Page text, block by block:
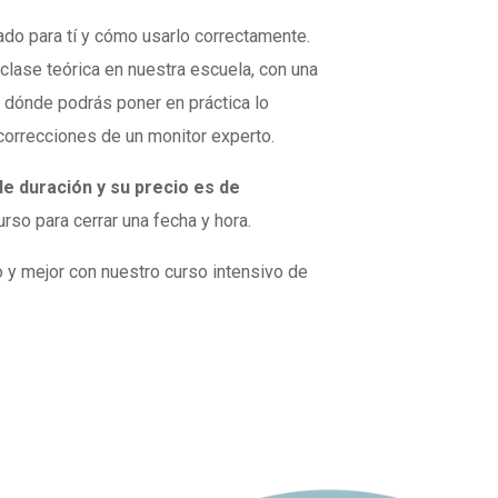
para tí y cómo usarlo correctamente.
teórica en nuestra escuela, con una
podrás poner en práctica lo
de un monitor experto.
duración y su precio es de
para cerrar una fecha y hora.
y mejor con nuestro curso intensivo de